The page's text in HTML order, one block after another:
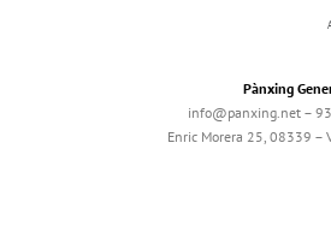
Pànxing
info@panxing.net –
Enric Morera 25, 08339 –